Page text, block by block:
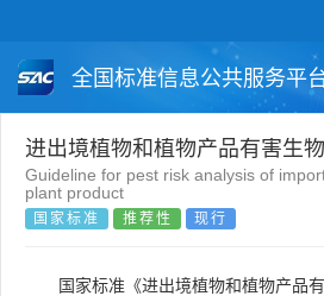
全国标准信息公共服务平
国家标准 行业标准
团体标准
进出境植物和植物产品有害生
Guideline for pest risk analysis of
plant product
国家标准 推荐性 现行
国家标准《进出境植物和植物产品